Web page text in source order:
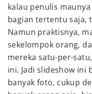
kalau penulis maunya
bagian tertentu saja,
Namun praktisnya,
sekelompok orang,
mereka satu-per-
ini. Jadi slideshow ini
banyak foto, cukup